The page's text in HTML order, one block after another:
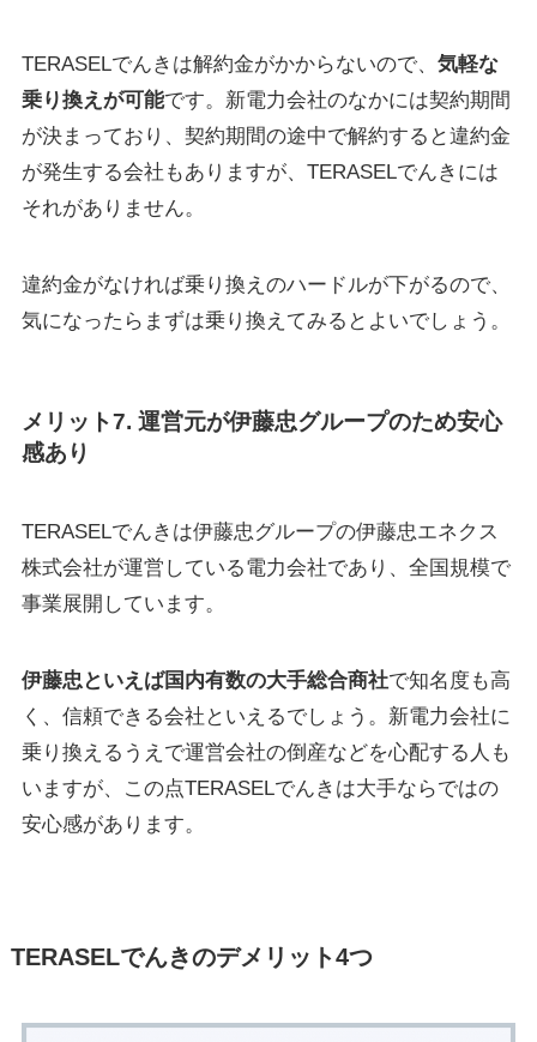
TERASELでんきは解約金がかからないので、 気軽な
乗り換えが可能です。新電力会社のなかには契約期間
が決まっており、契約期間の途中で解約すると違約金
が発生する会社もありますが、TERASELでんきには
それがありません。
違約金がなければ乗り換えのハードルが下がるので、
気になったらまずは乗り換えてみるとよいでしょう。
メリット7. 運営元が伊藤忠グループのため安心
感あり
TERASELでんきは伊藤忠グループの伊藤忠エネクス
株式会社が運営している電力会社であり、全国規模で
事業展開しています。
伊藤忠といえば国内有数の大手総合商社で知名度も高
く、信頼できる会社といえるでしょう。新電力会社に
乗り換えるうえで運営会社の倒産などを心配する人も
いますが、この点TERASELでんきは大手ならではの
安心感があります。
TERASELでんきのデメリット4つ